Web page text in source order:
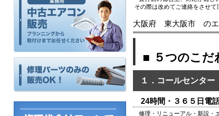
その際は改めてご連絡をさせ
大阪府 東大阪市 のエ
■ ５つのこだ
１．コールセンター
24時間・３６５日電
修理・リニューアル・新設・